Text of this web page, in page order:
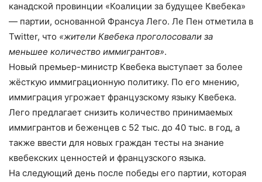
канадской провинции «Коалиции за будущее Квебека»
— партии, основанной Франсуа Лего. Ле Пен отметила в
Twitter, что «жители Квебека проголосовали за
меньшее количество иммигрантов».
Новый премьер-министр Квебека выступает за более
жёсткую иммиграционную политику. По его мнению,
иммиграция угрожает французскому языку Квебека.
Лего предлагает снизить количество принимаемых
иммигрантов и беженцев с 52 тыс. до 40 тыс. в год, а
также ввести для новых граждан тесты на знание
квебекских ценностей и французского языка.
На следующий день после победы его партии, которая